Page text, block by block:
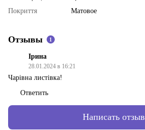
Покриття
Матовое
Отзывы 1
Ірина
28.01.2024 в 16:21
Чарівна листівка!
Ответить
Написать отзыв